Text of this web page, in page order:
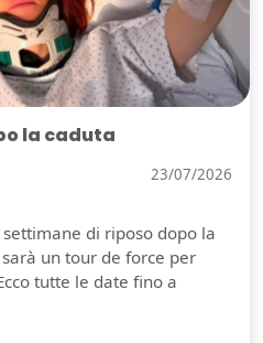
la caduta
23/07/2026
di riposo dopo la
un tour de force per
tutte le date fino a